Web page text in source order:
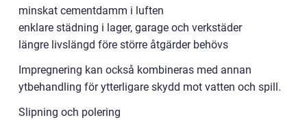
minskat cementdamm i luften
enklare städning i lager, garage och verkstäder
längre livslängd före större åtgärder behövs
Impregnering kan också kombineras med annan
ytbehandling för ytterligare skydd mot vatten och spill.
Slipning och polering